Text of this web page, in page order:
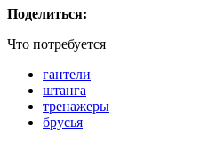
Поделиться:
Что потребуется
гантели
штанга
тренажеры
брусья